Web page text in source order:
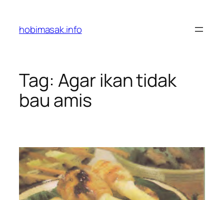
content
hobimasak.info
Tag: Agar ikan tidak
bau amis